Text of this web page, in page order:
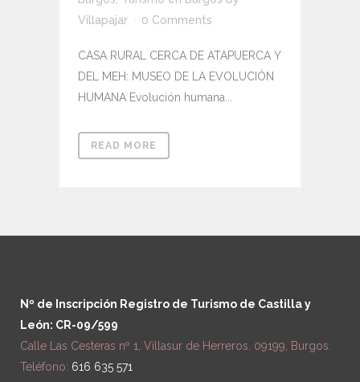
Villapajar
0 Comments
CASA RURAL CERCA DE ATAPUERCA Y
DEL MEH: MUSEO DE LA EVOLUCIÓN
HUMANA Evolución humana...
READ MORE
Nº de Inscripción Registro de Turismo de Castilla y
León: CR-09/599
Calle Las Cesteras nº 1, Villasur de Herreros. 09199, Burgos.
Teléfono: 616 635 571